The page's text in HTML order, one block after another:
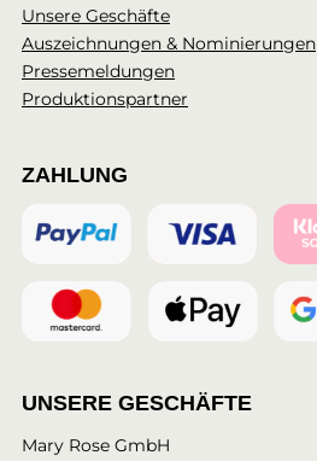
Unsere Geschäfte
Auszeichnungen & Nominierungen
Pressemeldungen
Produktionspartner
ZAHLUNG
UNSERE GESCHÄFTE
Mary Rose GmbH